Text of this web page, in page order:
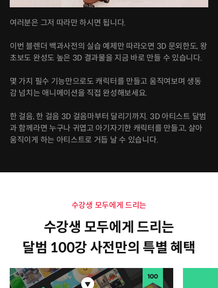
여러분은 그저 따라만 하시면 됩니다.
이번 블렌더 백과사전의 실습 예제만 따라오면 3D 문외한도, 왕
초보도 완성도 높은 3D 결과물을 지금 바로 만들 수 있습니다.
몇 가지 필수 기능만으로도 캐릭터를 만들고 움직여보며 생동
감 넘치는 애니메이션을 직접 완성해보세요.
한 걸음, 한 걸음 3D 걸음마부터 달리기까지. 3D 아티스트 달범
과 함께라면 누구나 귀엽고 아기자기한 캐릭터를 만들고, 살아
움직이게 하는 아티스트로 거듭 날 수 있습니다.
수강생 모두에게 드리는
수강생 모두에게 드리는
달범 100강 사전만의 특별 혜택